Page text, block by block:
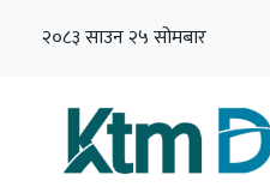
२०८३ साउन २५ सोमबार